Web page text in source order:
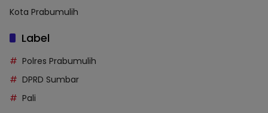
Kota Prabumulih
Label
Polres Prabumulih
DPRD Sumbar
Pali